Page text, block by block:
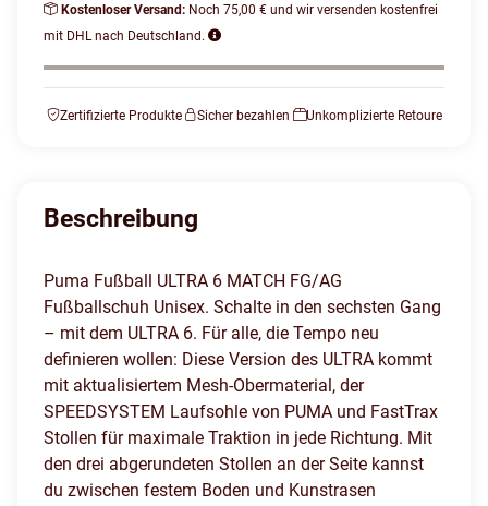
Kostenloser Versand: Noch 75,00 € und wir versenden kostenfrei
mit DHL nach Deutschland.
Zertifizierte Produkte Sicher bezahlen Unkomplizierte Retoure
Beschreibung
Puma Fußball ULTRA 6 MATCH FG/AG
Fußballschuh Unisex. Schalte in den sechsten Gang
– mit dem ULTRA 6. Für alle, die Tempo neu
definieren wollen: Diese Version des ULTRA kommt
mit aktualisiertem Mesh-Obermaterial, der
SPEEDSYSTEM Laufsohle von PUMA und FastTrax
Stollen für maximale Traktion in jede Richtung. Mit
den drei abgerundeten Stollen an der Seite kannst
du zwischen festem Boden und Kunstrasen